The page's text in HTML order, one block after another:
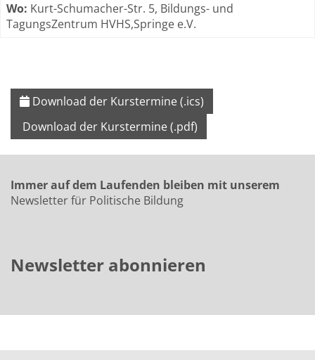
Wo: Kurt-Schumacher-Str. 5, Bildungs- und
TagungsZentrum HVHS,Springe e.V.
Download der Kurstermine (.ics)
Download der Kurstermine (.pdf)
Immer auf dem Laufenden bleiben mit unserem
Newsletter für Politische Bildung
Newsletter abonnieren